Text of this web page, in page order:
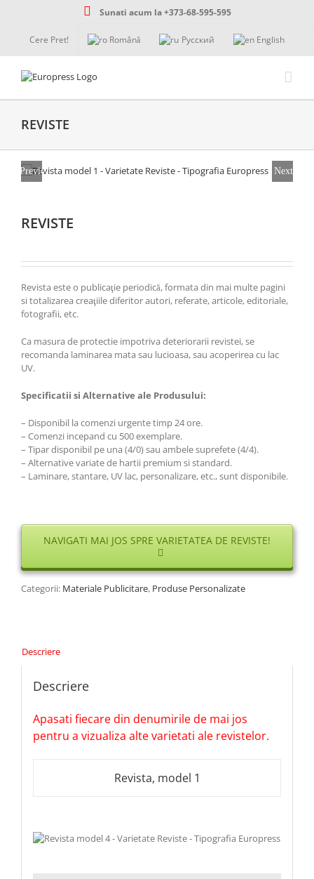
Sunati acum la +373-68-595-595
Cere Pret! Română Русский English
REVISTE
Previous Next
REVISTE
Revista este o publicaţie periodică, formata din mai multe pagini
si totalizarea creaţiile diferitor autori, referate, articole, editoriale,
fotografii, etc.
Ca masura de protectie impotriva deteriorarii revistei, se
recomanda laminarea mata sau lucioasa, sau acoperirea cu lac
UV.
Specificatii si Alternative ale Produsului:
– Disponibil la comenzi urgente timp 24 ore.
– Comenzi incepand cu 500 exemplare.
– Tipar disponibil pe una (4/0) sau ambele suprefete (4/4).
– Alternative variate de hartii premium si standard.
– Laminare, stantare, UV lac, personalizare, etc., sunt disponibile.
NAVIGATI MAI JOS SPRE VARIETATEA DE REVISTE!
Categorii: Materiale Publicitare, Produse Personalizate
Descriere
Descriere
Apasati fiecare din denumirile de mai jos
pentru a vizualiza alte varietati ale revistelor.
Revista, model 1